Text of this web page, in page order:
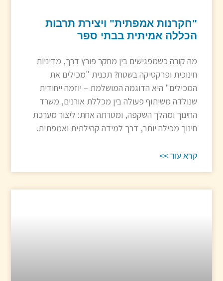
"חקרנות אמפתית" ויצירת תרבות
הכללה אמיתית בבתי ספר
מה קורה כשמפגישים בין מחקר פורץ דרך, מדיניות
חינוכית ופרקטיקה בשטח? תכנית "מכילים את
המכילים" היא הדוגמה המושלמת – יוזמה ייחודית
שנולדה משיתוף פעולה בין מכללת אורנים, משרד
החינוך ומהלך השקפה, ומטרתה אחת: ליצור מערכת
חינוך מכילה יותר, דרך למידה קהילתית ואמפתית.
קרא עוד >>